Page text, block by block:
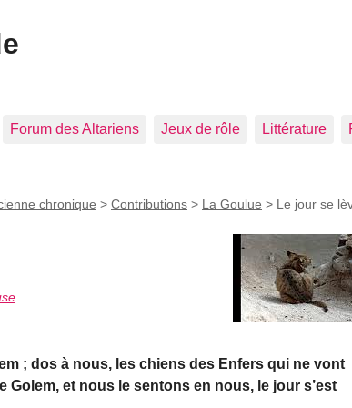
Forum des Altariens Jeux de rôle Littérature
chronique > Contributions > La Goulue > Le jour se
; dos à nous, les chiens des Enfers qui ne vont
Golem, et nous le sentons en nous, le jour s’est